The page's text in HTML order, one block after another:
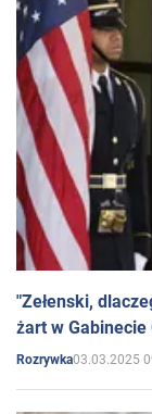
"Zełenski,
żart w Gabinecie
Rozrywka03.03.2025